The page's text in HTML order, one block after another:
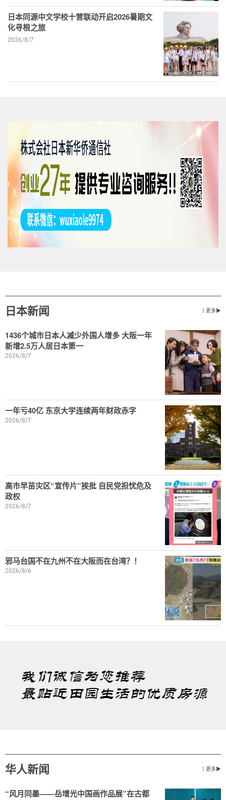
日本同源中文学校十营联动开启2026暑期文
化寻根之旅
2026/8/7
日本新闻 丨更多▶
1436个城市日本人减少外国人增多 大阪一年
新增2.5万人居日本第一
2026/8/7
一年亏40亿 东京大学连续两年财政赤字
2026/8/7
高市早苗灾区“宣传片”挨批 自民党担忧危及
政权
2026/8/7
邪马台国不在九州不在大阪而在台湾？！
2026/8/6
华人新闻 丨更多▶
“风月同墨——岳增光中国画作品展”在古都